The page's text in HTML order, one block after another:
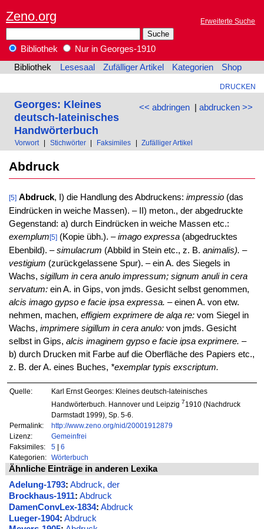
Zeno.org Erweiterte Suche
Bibliothek
Nur in Georges-1910
Bibliothek
Lesesaal Zufälliger Artikel Kategorien Shop
DRUCKEN
<< abdringen| abdrucken >>
Georges: Kleines
deutsch-lateinisches
Handwörterbuch
Vorwort Stichwörter Faksimiles Zufälliger Artikel
Abdruck
[5] Abdruck, I) die Handlung des Abdruckens: impressio(das
Eindrücken in weiche Massen). – II) meton., der abgedruckte
Gegenstand: a) durch Eindrücken in weiche Massen etc.:
exemplum [5](Kopie übh.). –imago expressa(abgedrucktes
Ebenbild). –simulacrum (Abbild in Stein etc., z. B. animalis). –
vestigium (zurückgelassene Spur). – ein A. des Siegels in
Wachs, sigillum in cera anulo impressum; signum anuli in cera
servatum:ein A. in Gips, von jmds. Gesicht selbst genommen,
alcis imago gypso e facie ipsa expressa. – einen A. von etw.
nehmen, machen, effigiem exprimere de alqa re:vom Siegel in
Wachs, imprimere sigillum in cera anulo:von jmds. Gesicht
selbst in Gips, alcis imaginem gypso e facie ipsa exprimere. –
b) durch Drucken mit Farbe auf die Oberfläche des Papiers etc.,
z. B. der A. eines Buches, *exemplar typis exscriptum.
Quelle:
Karl Ernst Georges: Kleines deutsch-lateinisches
Handwörterbuch. Hannover und Leipzig 71910 (Nachdruck
Darmstadt 1999), Sp. 5-6.
Permalink:
http://www.zeno.org/nid/20001912879
Lizenz:
Gemeinfrei
Faksimiles:
5| 6
Kategorien:
Wörterbuch
Ähnliche Einträge in anderen Lexika
Adelung-1793: Abdruck, der
Brockhaus-1911: Abdruck
DamenConvLex-1834: Abdruck
Lueger-1904: Abdruck